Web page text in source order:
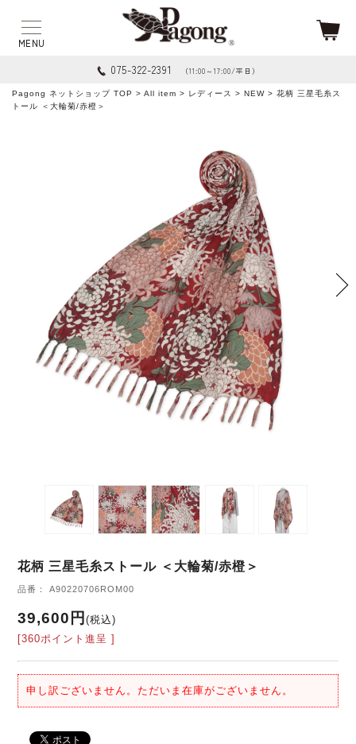
075-322-2391 （11:00～17:00/平日）
Pagong ネットショップ TOP > All item > レディース > NEW > 花柄 三星毛糸ス
トール ＜大輪菊/赤橙＞
花柄 三星毛糸ストール ＜大輪菊/赤橙＞
品番： A90220706ROM00
39,600円(税込)
[360ポイント進呈 ]
申し訳ございません。ただいま在庫がございません。